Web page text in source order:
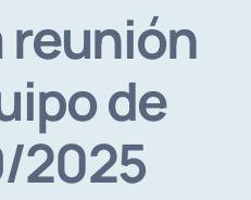
reunión
de
2025